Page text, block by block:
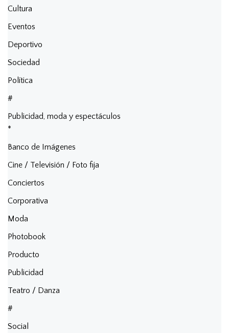
Cultura
Eventos
Deportivo
Sociedad
Política
#
Publicidad, moda y espectáculos
*
Banco de Imágenes
Cine / Televisión / Foto fija
Conciertos
Corporativa
Moda
Photobook
Producto
Publicidad
Teatro / Danza
#
Social